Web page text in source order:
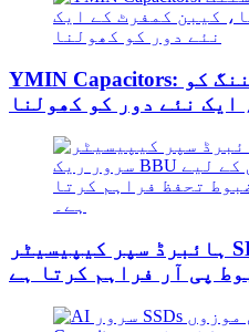
YMIN Capacitors: آٹوموٹو ایئر کنڈیشننگ کو
ہائبرڈ سپر کیپیسیٹر SLF 4.0V 4500F ملی